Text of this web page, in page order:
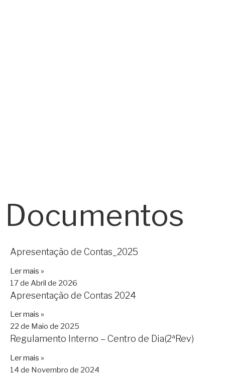
Documentos
Apresentação de Contas_2025
Ler mais »
17 de Abril de 2026
Apresentação de Contas 2024
Ler mais »
22 de Maio de 2025
Regulamento Interno – Centro de Dia(2ªRev)
Ler mais »
14 de Novembro de 2024